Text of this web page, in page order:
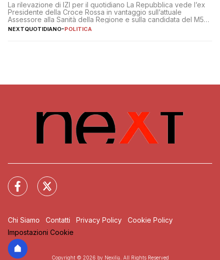
La rilevazione di IZI per il quotidiano La Repubblica vede l’ex
Presidente della Croce Rossa in vantaggio sull’attuale
Assessore alla Sanità della Regione e sulla candidata del M5S
Donatella Bianchi
NEXTQUOTIDIANO-POLITICA
Chi Siamo Contatti Privacy Policy
Cookie Policy
Impostazioni Cookie
Copyright © 2026 by Nexilia. All Rights Reserved